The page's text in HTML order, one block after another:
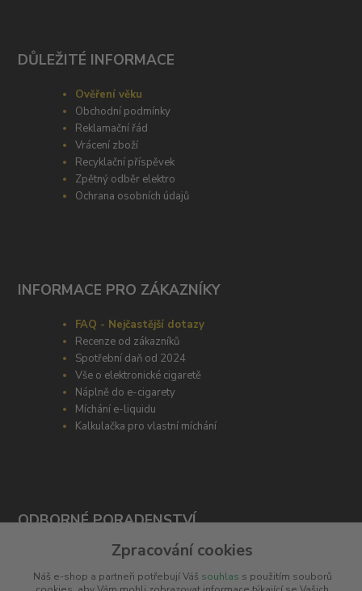
DŮLEŽITÉ INFORMACE
Ověření věku
Obchodní podmínky
Reklamační řád
Vrácení zboží
Recyklační příspěvek
Zpětný odběr elektro
Ochrana osobních údajů
INFORMACE PRO ZÁKAZNÍKY
FAQ - Nejčastější dotazy
Recenze od zákazníků
Spotřební daň od 2024
Vše o elektronické cigaretě
Náplně do e-cigarety
Míchání e-liquidu
Kalkulačka pro vlastní míchání
ODBORNÉ PORADENSTVÍ
+420 606 266 566
Zpracování cookies
Náš e-shop a partneři potřebují Váš souhlas s použitím souborů